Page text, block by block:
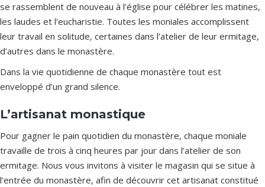
se rassemblent de nouveau à l’église pour célébrer les matines,
les laudes et l’eucharistie. Toutes les moniales accomplissent
leur travail en solitude, certaines dans l’atelier de leur ermitage,
d’autres dans le monastère.
Dans la vie quotidienne de chaque monastère tout est
enveloppé d’un grand silence.
L’artisanat monastique
Pour gagner le pain quotidien du monastère, chaque moniale
travaille de trois à cinq heures par jour dans l’atelier de son
ermitage. Nous vous invitons à visiter le magasin qui se situe à
l’entrée du monastère, afin de découvrir cet artisanat constitué